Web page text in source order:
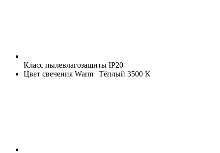
Класс пылевлагозащиты IP20
Цвет свечения Warm | Тёплый 3500 K